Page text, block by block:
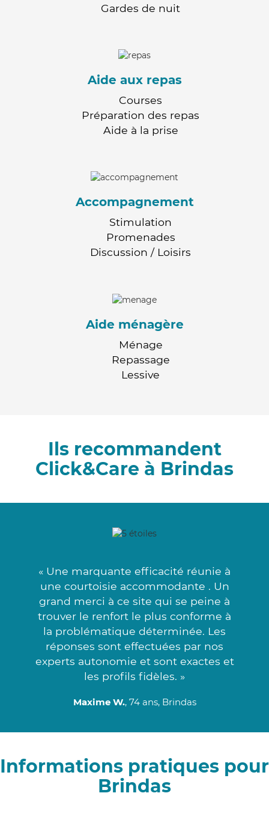
Gardes de nuit
Aide aux repas
Courses
Préparation des repas
Aide à la prise
Accompagnement
Stimulation
Promenades
Discussion / Loisirs
Aide ménagère
Ménage
Repassage
Lessive
Ils recommandent
Click&Care à Brindas
« Une marquante efficacité réunie à
une courtoisie accommodante . Un
grand merci à ce site qui se peine à
trouver le renfort le plus conforme à
la problématique déterminée. Les
réponses sont effectuées par nos
experts autonomie et sont exactes et
les profils fidèles. »
Maxime W., 74 ans, Brindas
Informations pratiques pour
Brindas